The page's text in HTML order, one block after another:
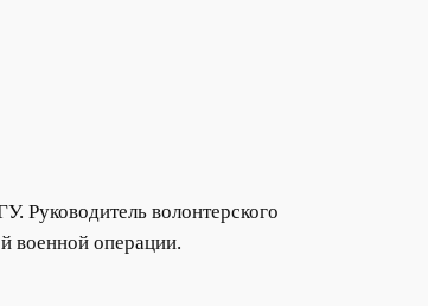
Руководитель волонтерского
военной операции.